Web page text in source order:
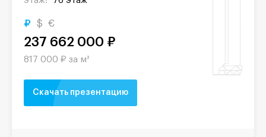
₽ $ €
237 662 000 ₽
817 000 ₽ за м²
Скачать презентацию